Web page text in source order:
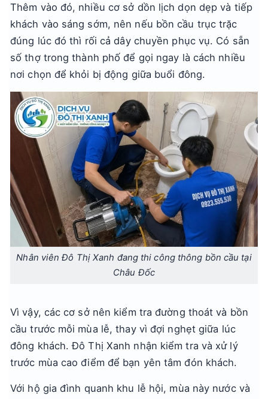
Thêm vào đó, nhiều cơ sở dồn lịch dọn dẹp và tiếp
khách vào sáng sớm, nên nếu bồn cầu trục trặc
đúng lúc đó thì rối cả dây chuyền phục vụ. Có sẵn
số thợ trong thành phố để gọi ngay là cách nhiều
nơi chọn để khỏi bị động giữa buổi đông.
Nhân viên Đô Thị Xanh đang thi công thông bồn cầu tại
Châu Đốc
Vì vậy, các cơ sở nên kiểm tra đường thoát và bồn
cầu trước mỗi mùa lễ, thay vì đợi nghẹt giữa lúc
đông khách. Đô Thị Xanh nhận kiểm tra và xử lý
trước mùa cao điểm để bạn yên tâm đón khách.
Với hộ gia đình quanh khu lễ hội, mùa này nước và